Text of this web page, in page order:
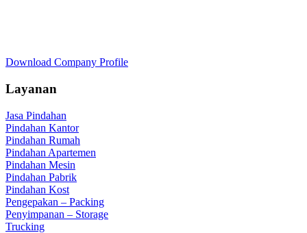
Download Company Profile
Layanan
Jasa Pindahan
Pindahan Kantor
Pindahan Rumah
Pindahan Apartemen
Pindahan Mesin
Pindahan Pabrik
Pindahan Kost
Pengepakan – Packing
Penyimpanan – Storage
Trucking